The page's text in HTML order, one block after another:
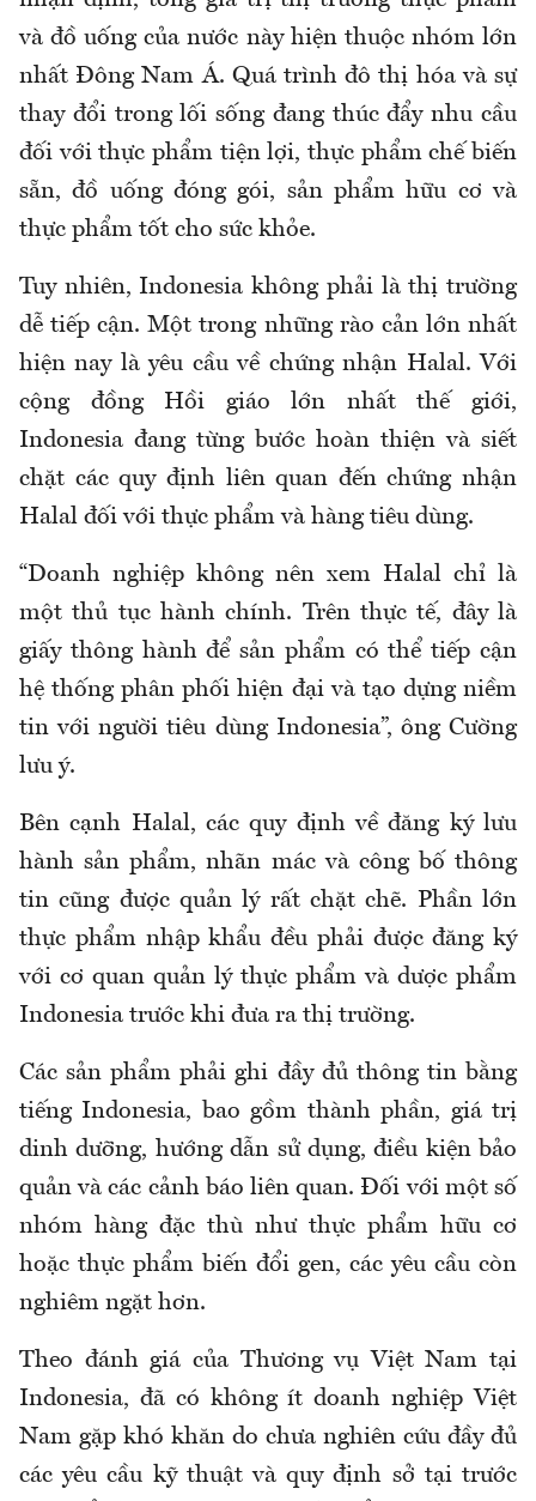
và đồ uống của nước này hiện thuộc nhóm lớn
nhất Đông Nam Á. Quá trình đô thị hóa và sự
thay đổi trong lối sống đang thúcđẩy nhu cầu
đối với thực phẩm tiện lợi, thực phẩm chế biến
sẵn, đồ uống đóng gói, sản phẩm hữu cơ và
thực phẩm tốt cho sức khỏe.
Tuy nhiên, Indonesia không phải là thị trường
dễ tiếp cận. Một trong những rào cản lớn nhất
hiện nay là yêu cầu về chứng nhận Halal. Với
cộng đồng Hồi giáo lớn nhất thế giới,
Indonesia đang từng bước hoàn thiện và siết
chặt các quy định liên quan đến chứng nhận
Halal đối với thực phẩm và hàng tiêu dùng.
“Doanh nghiệp không nên xem Halal chỉ là
một thủ tục hành chính. Trên thực tế, đây là
giấy thông hành để sản phẩm có thể tiếp cận
hệ thống phân phối hiện đại và tạo dựng niềm
tin với người tiêu dùng Indonesia”, ông Cường
lưu ý.
Bên cạnh Halal, các quy định về đăng ký lưu
hành sản phẩm, nhãn mác và công bố thông
tincũngđược quản lý rất chặt chẽ. Phần lớn
thực phẩm nhập khẩu đều phải được đăng ký
với cơ quan quản lý thực phẩm và dược phẩm
Indonesia trước khi đưa ra thị trường.
Các sản phẩm phải ghi đầy đủ thông tin bằng
tiếng Indonesia, bao gồm thành phần, giá trị
dinh dưỡng, hướng dẫn sử dụng, điều kiện bảo
quản và các cảnh báo liên quan. Đối với một số
nhóm hàng đặc thù như thực phẩm hữu cơ
hoặc thực phẩm biến đổi gen, các yêu cầu còn
nghiêm ngặt hơn.
Theo đánh giá của Thương vụ Việt Nam tại
Indonesia, đã có không ít doanh nghiệp Việt
Nam gặp khó khăn do chưa nghiên cứu đầy đủ
các yêu cầu kỹ thuật và quy định sở tại trước